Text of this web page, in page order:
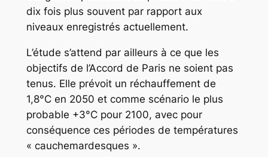
dix fois plus souvent par rapport aux
niveaux enregistrés actuellement.
L’étude s’attend par ailleurs à ce que les
objectifs de l’Accord de Paris ne soient pas
tenus. Elle prévoit un réchauffement de
1,8°C en 2050 et comme scénario le plus
probable +3°C pour 2100, avec pour
conséquence ces périodes de températures
« cauchemardesques ».